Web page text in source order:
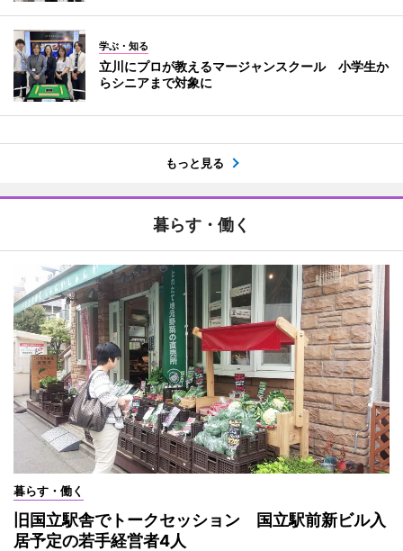
学ぶ・知る
立川にプロが教えるマージャンスクール 小学生か
らシニアまで対象に
もっと見る
暮らす・働く
暮らす・働く
旧国立駅舎でトークセッション 国立駅前新ビル入
居予定の若手経営者4人